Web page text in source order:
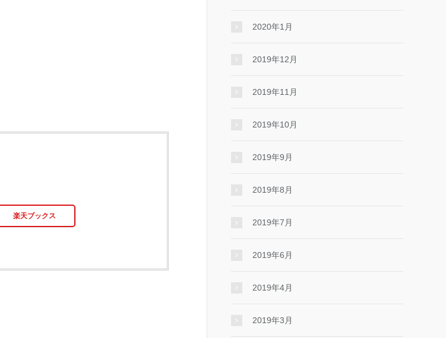
楽天ブックス
2020年1月
2019年12月
2019年11月
2019年10月
2019年9月
2019年8月
2019年7月
2019年6月
2019年4月
2019年3月